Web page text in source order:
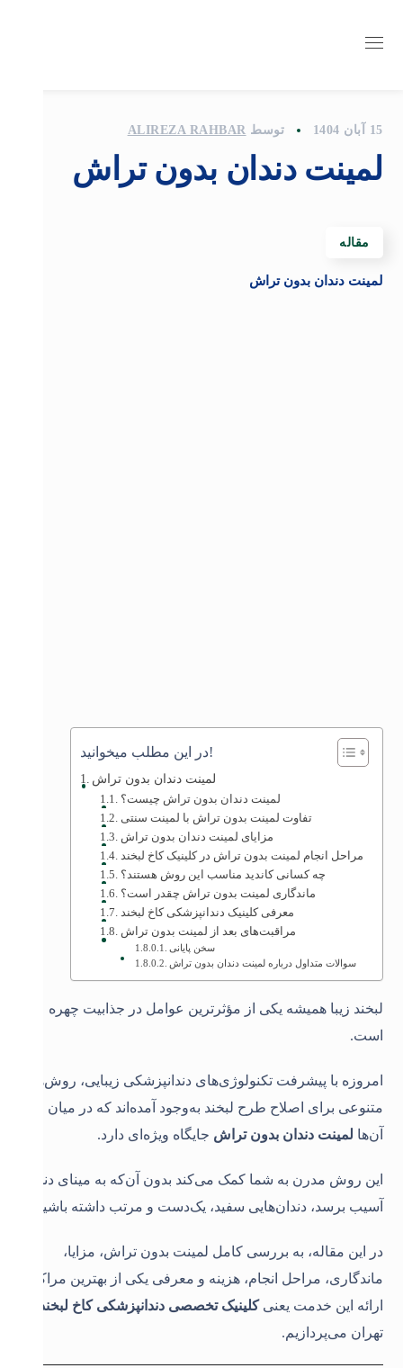
15 آبان 1404 توسط ALIREZA RAHBAR
لمینت دندان بدون تراش
مقاله
لمینت دندان بدون تراش
در این مطلب میخوانید!
لمینت دندان بدون تراش
لمینت دندان بدون تراش چیست؟
تفاوت لمینت بدون تراش با لمینت سنتی
مزایای لمینت دندان بدون تراش
مراحل انجام لمینت بدون تراش در کلینیک کاخ لبخند
چه کسانی کاندید مناسب این روش هستند؟
ماندگاری لمینت بدون تراش چقدر است؟
معرفی کلینیک دندانپزشکی کاخ لبخند
مراقبت‌های بعد از لمینت بدون تراش
سخن پایانی
سوالات متداول درباره لمینت دندان بدون تراش
لبخند زیبا همیشه یکی از مؤثرترین عوامل در جذابیت چهره
است.
امروزه با پیشرفت تکنولوژی‌های دندانپزشکی زیبایی، روش‌های
متنوعی برای اصلاح طرح لبخند به‌وجود آمده‌اند که در میان
آن‌ها لمینت دندان بدون تراش جایگاه ویژه‌ای دارد.
این روش مدرن به شما کمک می‌کند بدون آن‌که به مینای دندان
آسیب برسد، دندان‌هایی سفید، یک‌دست و مرتب داشته باشید
در این مقاله، به بررسی کامل لمینت بدون تراش، مزایا،
ماندگاری، مراحل انجام، هزینه و معرفی یکی از بهترین مراکز
ارائه این خدمت یعنیکلینیک تخصصی دندانپزشکی کاخ لبخند
تهران می‌پردازیم.